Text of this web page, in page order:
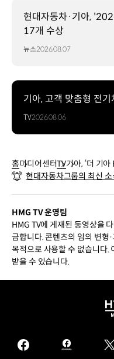
현대자동차·기아,
17개 수상
뉴스2026.08.07
기아, 고객 맞춤형 전
TV2026.08.06
홈미디어센터TV기아, ‘더 기아
현대자동차그룹의 최신
HMG TV 운영팀
HMG TV에 게재된 동영상을
금합니다. 콘텐츠의 임의 변형
목적으로 사용할 수 없습니다.
받을 수 있습니다.
facebook
hmg